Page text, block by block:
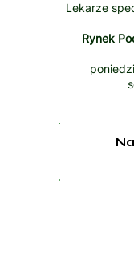
Lekarze
Rynek